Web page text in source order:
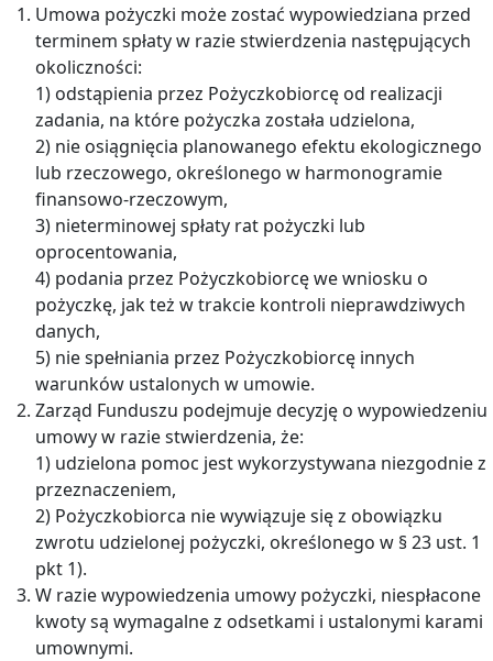
Umowa pożyczki może zostać wypowiedziana przed
terminem spłaty w razie stwierdzenia następujących
okoliczności:
1) odstąpienia przez Pożyczkobiorcę od realizacji
zadania, na które pożyczka została udzielona,
2) nie osiągnięcia planowanego efektu ekologicznego
lub rzeczowego, określonego w harmonogramie
finansowo-rzeczowym,
3) nieterminowej spłaty rat pożyczki lub
oprocentowania,
4) podania przez Pożyczkobiorcę we wniosku o
pożyczkę, jak też w trakcie kontroli nieprawdziwych
danych,
5) nie spełniania przez Pożyczkobiorcę innych
warunków ustalonych w umowie.
Zarząd Funduszu podejmuje decyzję o wypowiedzeniu
umowy w razie stwierdzenia, że:
1) udzielona pomoc jest wykorzystywana niezgodnie z
przeznaczeniem,
2) Pożyczkobiorca nie wywiązuje się z obowiązku
zwrotu udzielonej pożyczki, określonego w § 23 ust. 1
pkt 1).
W razie wypowiedzenia umowy pożyczki, niespłacone
kwoty są wymagalne z odsetkami i ustalonymi karami
umownymi.